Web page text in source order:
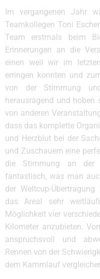
Im vergangenen Jahr
Teamkollegen Toni
Team erstmals beim
Erinnerungen an die
einen weil wir im
erringen konnten und
von der Stimmung
herausragend und
von anderen
dass das komplette
und Herzblut bei der
und Zuschauern eine
die Stimmung an
fantastisch, was man
der Weltcup-
das Areal sehr
Möglichkeit vier
Kilometer anzubieten.
anspruchsvoll und
Rennen von der
dem Kammlauf